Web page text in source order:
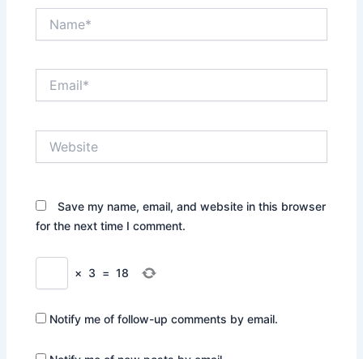
Save my name, email, and website in this browser
for the next time I comment.
× 3 = 18
Notify me of follow-up comments by email.